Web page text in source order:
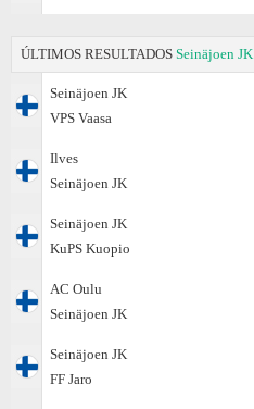
ÚLTIMOS RESULTADOS Seinäjoen JK
Seinäjoen JK
VPS Vaasa
Ilves
Seinäjoen JK
Seinäjoen JK
KuPS Kuopio
AC Oulu
Seinäjoen JK
Seinäjoen JK
FF Jaro